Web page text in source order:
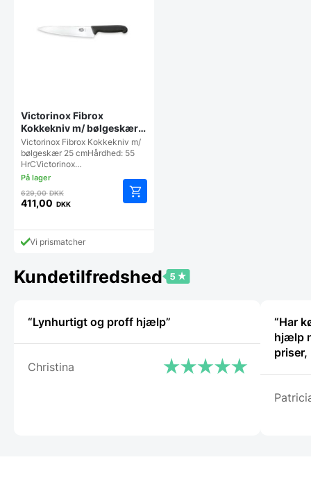
Victorinox Fibrox
Kokkekniv m/ bølgeskær
25 cm
Victorinox Fibrox Kokkekniv m/
bølgeskær 25 cmHårdhed: 55
HrCVictorinox…
629,00DKKDen
oprindelige
var:
629,00 DKK.
411,00 DKK
aktuelle
prisVi prismatcher
Kundetilfredshed
“Lynhurtigt og proff hjælp”
Christina
“Har
hjælp
priser,